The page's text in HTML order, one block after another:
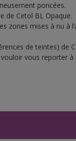
poncées.
de Cetol BL Opaque.
zones mises à nu à
de teintes) de
vous reporter